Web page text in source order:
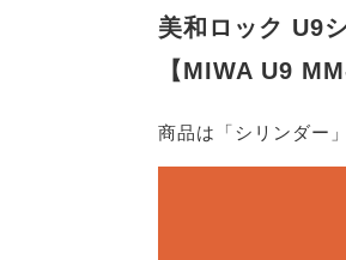
美和ロック U9
【MIWA U9
商品は「シリンダー